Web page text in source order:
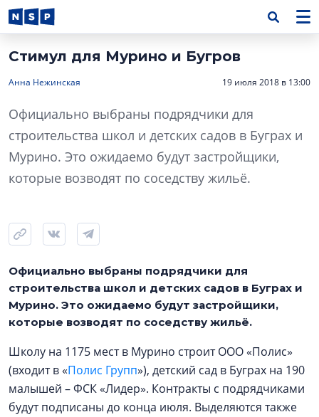
Стимул для Мурино и Бугров
Анна Нежинская 19 июля 2018 в 13:00
Официально выбраны подрядчики для
строительства школ и детских садов в Буграх и
Мурино. Это ожидаемо будут застройщики,
которые возводят по соседству жильё.
Официально выбраны подрядчики для
строительства школ и детских садов в Буграх и
Мурино. Это ожидаемо будут застройщики,
которые возводят по соседству жильё.
Школу на 1175 мест в Мурино строит ООО «Полис»
(входит в «Полис Групп»), детский сад в Буграх на 190
малышей – ФСК «Лидер». Контракты с подрядчиками
будут подписаны до конца июля. Выделяются также